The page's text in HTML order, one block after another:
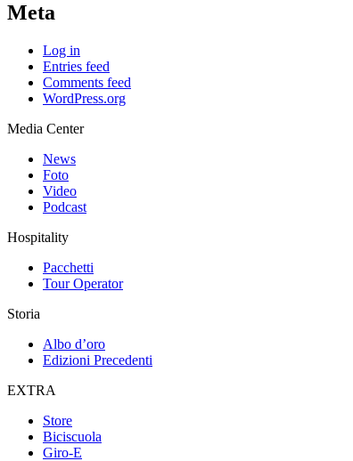
Meta
Log in
Entries feed
Comments feed
WordPress.org
Media Center
News
Foto
Video
Podcast
Hospitality
Pacchetti
Tour Operator
Storia
Albo d’oro
Edizioni Precedenti
EXTRA
Store
Biciscuola
Giro-E